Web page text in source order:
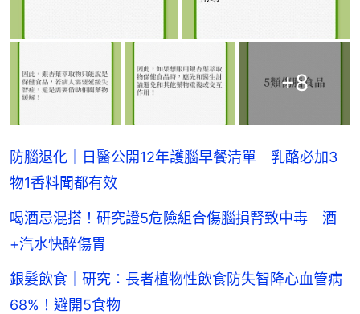
+8
防腦退化｜日醫公開12年護腦早餐清單 乳酪必加3
物1香料聞都有效
喝酒忌混搭！研究證5危險組合傷腦損腎致中毒 酒
+汽水快醉傷胃
銀髮飲食｜研究：長者植物性飲食防失智降心血管病
68%！避開5食物